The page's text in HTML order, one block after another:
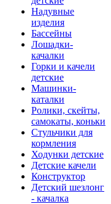
Надувные
изделия
Бассейны
Лошадки-
качалки
Горки и качели
детские
Машинки-
каталки
Ролики, скейты,
самокаты, коньки
Стульчики для
кормления
Ходунки детские
Детские качели
Конструктор
Детский шезлонг
- качалка